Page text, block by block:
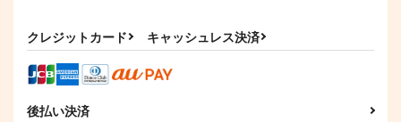
クレジットカード キャッシュレス決済
後払い決済